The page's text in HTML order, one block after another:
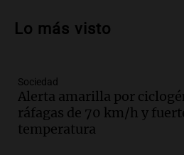
de apertura
Audio.
lluvias, senadores
oposición a ley de
Panorama Federal
Lo más visto
Sociedad
Alerta amarilla por
ráfagas de 70 km/h y
temperatura